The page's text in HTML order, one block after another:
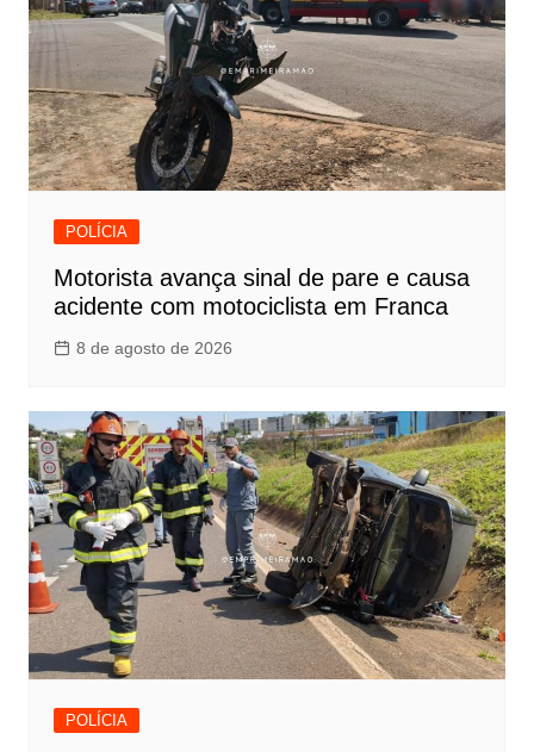
POLÍCIA
Motorista avança sinal de pare e causa
acidente com motociclista em Franca
8 de agosto de 2026
POLÍCIA